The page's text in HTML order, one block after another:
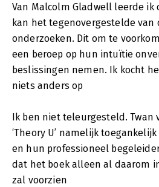
Van Malcolm Gladwell leerde ik
kan het tegenovergestelde
onderzoeken. Dit om te
een beroep op hun intuïtie
beslissingen nemen. Ik kocht
niets anders op
Ik ben niet teleurgesteld. Twan
‘Theory U’ namelijk
en hun professioneel
dat het boek alleen al daarom
zal voorzien